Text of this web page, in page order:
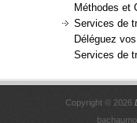
Méthodes et
Services de
Déléguez
Services de
Copyright © 2026